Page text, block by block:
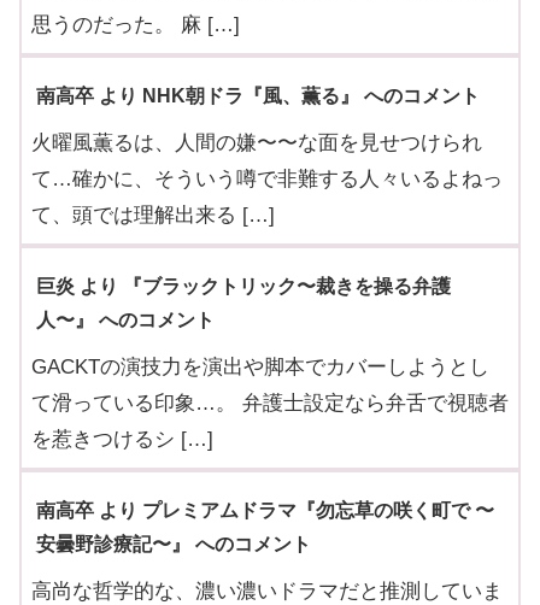
思うのだった。 麻 […]
南高卒 より NHK朝ドラ『風、薫る』 へのコメント
火曜風薫るは、人間の嫌〜〜な面を見せつけられ
て…確かに、そういう噂で非難する人々いるよねっ
て、頭では理解出来る […]
巨炎 より 『ブラックトリック〜裁きを操る弁護
人〜』 へのコメント
GACKTの演技力を演出や脚本でカバーしようとし
て滑っている印象…。 弁護士設定なら弁舌で視聴者
を惹きつけるシ […]
南高卒 より プレミアムドラマ『勿忘草の咲く町で 〜
安曇野診療記〜』 へのコメント
高尚な哲学的な、濃い濃いドラマだと推測していま